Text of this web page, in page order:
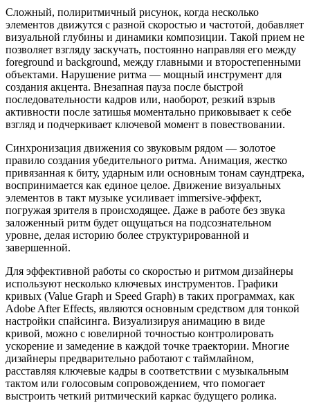
Сложный, полиритмичный рисунок, когда несколько
элементов движутся с разной скоростью и частотой, добавляет
визуальной глубины и динамики композиции. Такой прием не
позволяет взгляду заскучать, постоянно направляя его между
foreground и background, между главными и второстепенными
объектами. Нарушение ритма — мощный инструмент для
создания акцента. Внезапная пауза после быстрой
последовательности кадров или, наоборот, резкий взрыв
активности после затишья моментально приковывает к себе
взгляд и подчеркивает ключевой момент в повествовании.
Синхронизация движения со звуковым рядом — золотое
правило создания убедительного ритма. Анимация, жестко
привязанная к биту, ударным или основным тонам саундтрека,
воспринимается как единое целое. Движение визуальных
элементов в такт музыке усиливает immersive-эффект,
погружая зрителя в происходящее. Даже в работе без звука
заложенный ритм будет ощущаться на подсознательном
уровне, делая историю более структурированной и
завершенной.
Для эффективной работы со скоростью и ритмом дизайнеры
используют несколько ключевых инструментов. Графики
кривых (Value Graph и Speed Graph) в таких программах, как
Adobe After Effects, являются основным средством для тонкой
настройки спайсинга. Визуализируя анимацию в виде
кривой, можно с ювелирной точностью контролировать
ускорение и замедение в каждой точке траектории. Многие
дизайнеры предварительно работают с таймлайном,
расставляя ключевые кадры в соответствии с музыкальным
тактом или голосовым сопровождением, что помогает
выстроить четкий ритмический каркас будущего ролика.